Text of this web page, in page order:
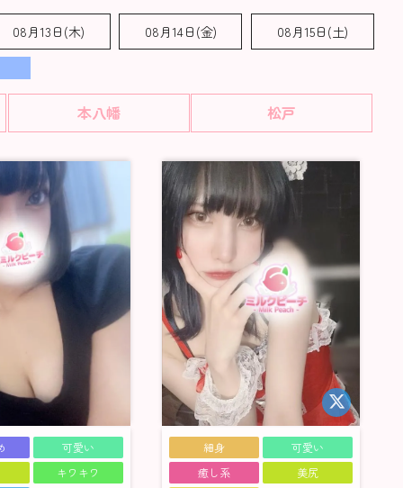
08月13日(木) 08月14日(金) 08月15日(土)
本八幡 松戸
可愛い
キワキワ
細身
可愛い
癒し系
美尻